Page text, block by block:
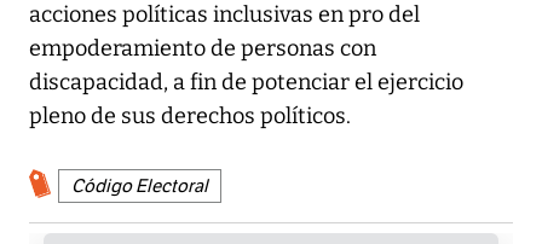
acciones políticas inclusivas en pro del
empoderamiento de personas con
discapacidad, a fin de potenciar el ejercicio
pleno de sus derechos políticos.
Código Electoral